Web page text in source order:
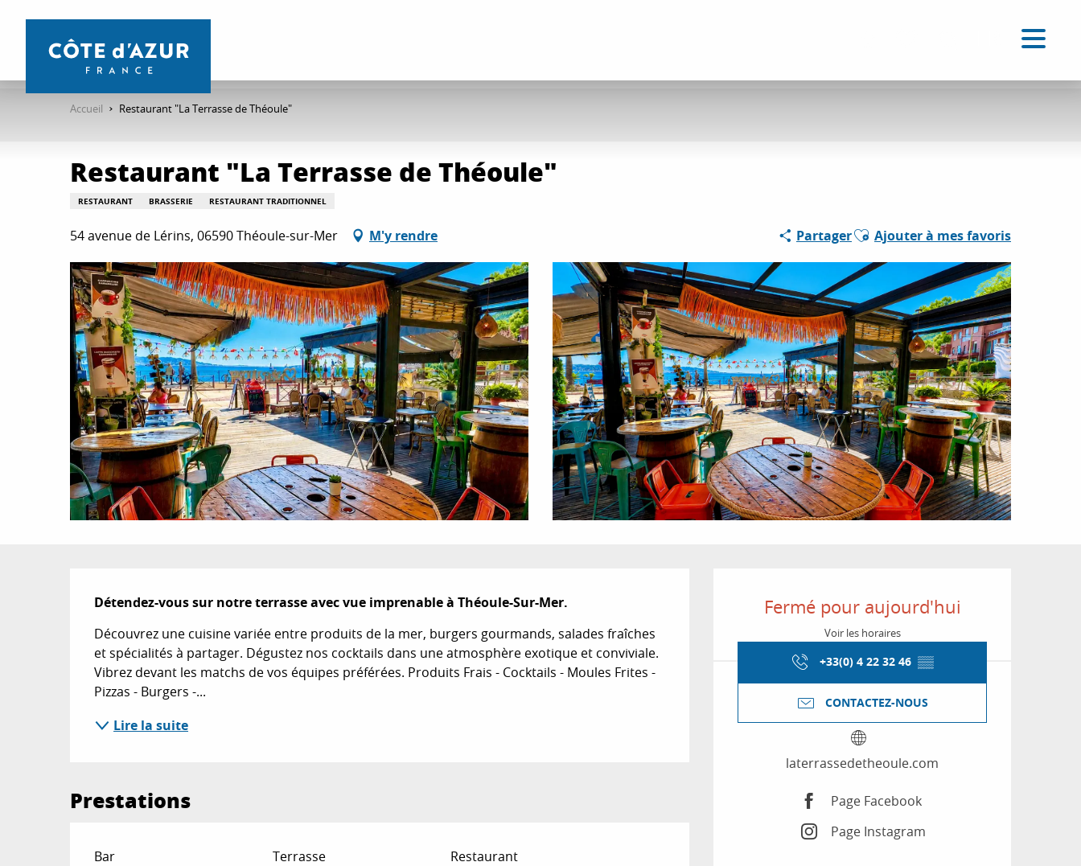
contenu
Accueil Restaurant "La Terrasse de Théoule"
Restaurant "La Terrasse de Théoule"
RESTAURANT BRASSERIE RESTAURANT TRADITIONNEL
54 avenue de Lérins, 06590 Théoule-sur-Mer M'y rendre PartagerAjouter aux favoris
Ajouter à mes favoris
Ouverture et
Fermé pour aujourd'hui
Voir les horaires
+33(0) 4 22 32 46 ▒▒
CONTACTEZ-NOUS
laterrassedetheoule.com
Page Facebook
Page Instagram
Description
Détendez-vous sur notre terrasse avec vue imprenable à Théoule-Sur-Mer.
Découvrez une cuisine variée entre produits de la mer, burgers gourmands, salades fraîches
et spécialités à partager. Dégustez nos cocktails dans une atmosphère exotique et conviviale.
Vibrez devant les matchs de vos équipes préférées. Produits Frais - Cocktails - Moules Frites -
Pizzas - Burgers -...
Lire la suite
Prestations
Bar Terrasse Restaurant